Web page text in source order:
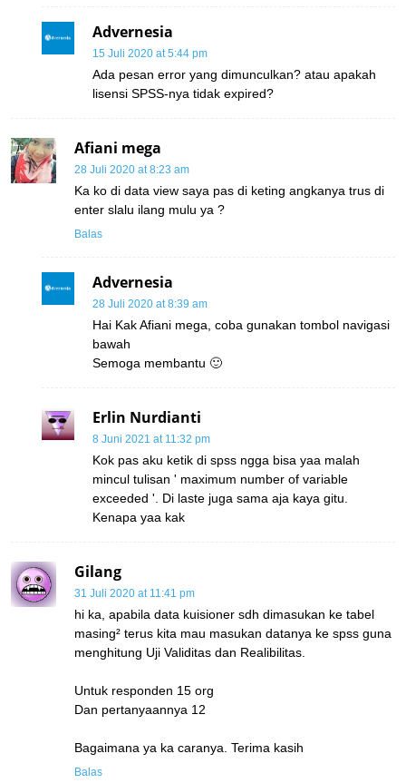
Advernesia
15 Juli 2020 at 5:44 pm
Ada pesan error yang dimunculkan? atau apakah
lisensi SPSS-nya tidak expired?
Afiani mega
28 Juli 2020 at 8:23 am
Ka ko di data view saya pas di keting angkanya trus di
enter slalu ilang mulu ya ?
Balas
Advernesia
28 Juli 2020 at 8:39 am
Hai Kak Afiani mega, coba gunakan tombol navigasi
bawah
Semoga membantu 🙂
Erlin Nurdianti
8 Juni 2021 at 11:32 pm
Kok pas aku ketik di spss ngga bisa yaa malah
mincul tulisan ' maximum number of variable
exceeded '. Di laste juga sama aja kaya gitu.
Kenapa yaa kak
Gilang
31 Juli 2020 at 11:41 pm
hi ka, apabila data kuisioner sdh dimasukan ke tabel
masing² terus kita mau masukan datanya ke spss guna
menghitung Uji Validitas dan Realibilitas.
Untuk responden 15 org
Dan pertanyaannya 12
Bagaimana ya ka caranya. Terima kasih
Balas